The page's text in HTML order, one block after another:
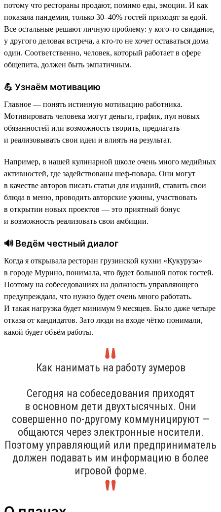
потому что рестораны продают, помимо еды, эмоции. И как
показала пандемия, только 30–40% гостей приходят за едой.
Все остальные решают личную проблему: у кого-то свидание,
у другого деловая встреча, а кто-то не хочет оставаться дома
один. Соответственно, человек, который работает в сфере
общепита, должен быть эмпатичным.
💪 Узнаём мотивацию
Главное — понять истинную мотивацию работника.
Мотивировать человека могут деньги, график, пул новых
обязанностей или возможность творить, предлагать
и реализовывать свои идеи и влиять на результат.
Например, в нашей кулинарной школе очень много медийных
активностей, где задействованы шеф-повара. Они могут
в качестве авторов писать статьи для изданий, ставить свои
блюда в меню, проводить авторские ужины, участвовать
в открытии новых проектов — это приятный бонус
и возможность реализовать свои амбиции.
🔊 Ведём честный диалог
Когда я открывала ресторан грузинской кухни «Кукуруза»
в городе Мурино, понимала, что будет большой поток гостей.
Поэтому на собеседованиях на должность управляющего
предупреждала, что нужно будет очень много работать.
И такая нагрузка будет минимум 9 месяцев. Было даже четыре
отказа от кандидатов. Зато люди на входе чётко понимали,
какой будет объём работы.
Как нанимать на работу зумеров
Сегодня на собеседования приходят
в основном дети двухтысячных. Они
совершенно по-другому коммуницируют —
общаются через электронные носители.
Поэтому управляющий или предприниматель
должен подавать им информацию в более
игровой форме.